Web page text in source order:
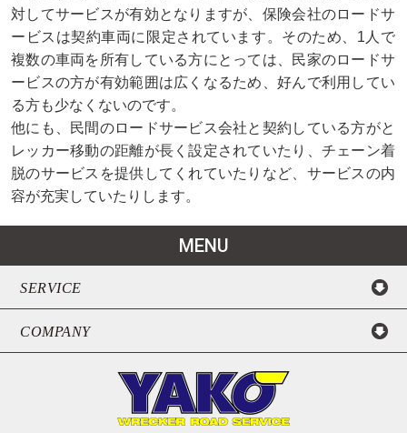
対してサービスが有効となりますが、保険会社のロードサ
ービスは契約車両に限定されています。そのため、1人で
複数の車両を所有している方にとっては、民家のロードサ
ービスの方が有効範囲は広くなるため、好んで利用してい
る方も少なくないのです。
他にも、民間のロードサービス会社と契約している方がと
レッカー移動の距離が長く設定されていたり、チェーン着
脱のサービスを提供してくれていたりなど、サービスの内
容が充実していたりします。
MENU
SERVICE
COMPANY